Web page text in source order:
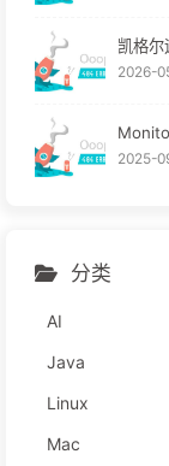
凯格尔
2026-
2025-
分类
AI
Java
Linux
Mac